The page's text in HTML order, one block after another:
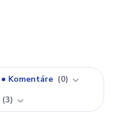
Komentáre
0
3